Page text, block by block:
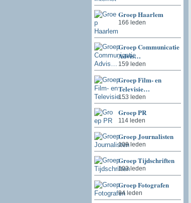
Groep Haarlem
166 leden
Groep Communicatie
Advis…
159 leden
Groep Film- en
Televisie…
153 leden
Groep PR
114 leden
Groep Journalisten
109 leden
Groep Tijdschriften
103 leden
Groep Fotografen
94 leden